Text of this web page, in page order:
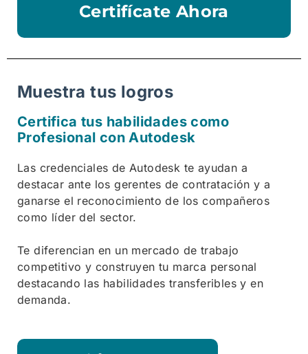
Certifícate Ahora
Muestra tus logros
Certifica tus habilidades como
Profesional con Autodesk
Las credenciales de Autodesk te ayudan a
destacar ante los gerentes de contratación y a
ganarse el reconocimiento de los compañeros
como líder del sector.
Te diferencian en un mercado de trabajo
competitivo y construyen tu marca personal
destacando las habilidades transferibles y en
demanda.